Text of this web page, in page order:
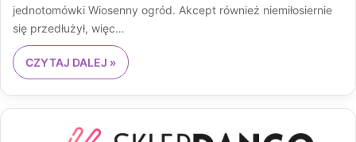
jednotomówki Wiosenny ogród. Akcept również niemiłosiernie
się przedłużył, więc…
CZYTAJ DALEJ »